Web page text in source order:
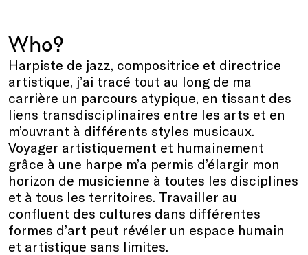
Who?
Harpiste de jazz, compositrice et directrice
artistique, j’ai tracé tout au long de ma
carrière un parcours atypique, en tissant des
liens transdisciplinaires entre les arts et en
m’ouvrant à différents styles musicaux.
Voyager artistiquement et humainement
grâce à une harpe m’a permis d’élargir mon
horizon de musicienne à toutes les disciplines
et à tous les territoires. Travailler au
confluent des cultures dans différentes
formes d’art peut révéler un espace humain
et artistique sans limites.